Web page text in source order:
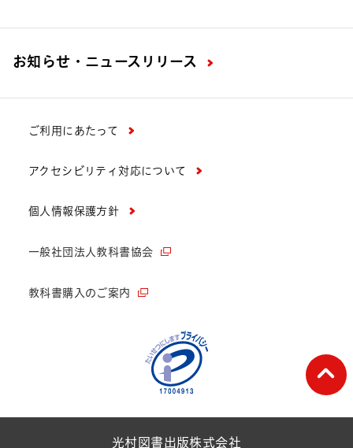
お知らせ・ニュースリリース
ご利用にあたって
アクセシビリティ対応について
個人情報保護方針
一般社団法人教科書協会
教科書購入のご案内
光村図書出版株式会社
ペ